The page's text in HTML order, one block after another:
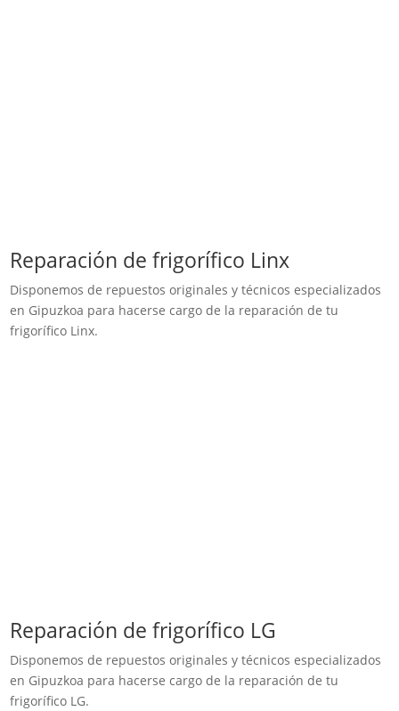
Reparación de frigorífico Linx
Disponemos de repuestos originales y técnicos especializados
en Gipuzkoa para hacerse cargo de la reparación de tu
frigorífico Linx.
Reparación de frigorífico LG
Disponemos de repuestos originales y técnicos especializados
en Gipuzkoa para hacerse cargo de la reparación de tu
frigorífico LG.